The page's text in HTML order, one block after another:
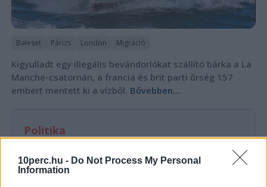
10perc.hu - Do Not Process My Personal
Information
Baleset Párizs London Migráció
Kigyulladt egy illegális bevándorlókat szállító bárka a La
Manche-csatornán, a francia és brit parti őrség 157
embert mentett ki a vízből. Bővebben...
Politika